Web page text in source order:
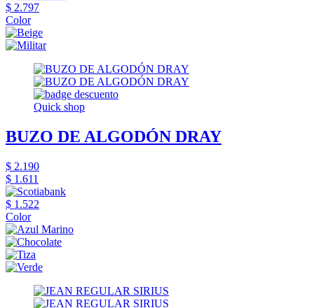
$ 2.797
Color
Quick shop
BUZO DE ALGODÓN DRAY
$ 2.190
$ 1.611
$ 1.522
Color